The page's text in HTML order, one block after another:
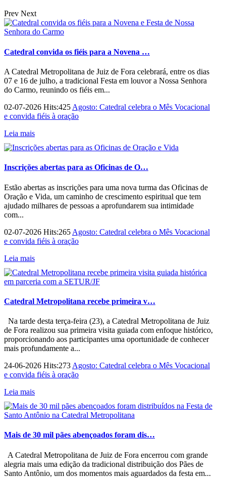
Prev Next
Catedral convida os fiéis para a Novena …
A Catedral Metropolitana de Juiz de Fora celebrará, entre os dias
07 e 16 de julho, a tradicional Festa em louvor a Nossa Senhora
do Carmo, reunindo os fiéis em...
02-07-2026 Hits:425 Agosto: Catedral celebra o Mês Vocacional
e convida fiéis à oração
Leia mais
Inscrições abertas para as Oficinas de O…
Estão abertas as inscrições para uma nova turma das Oficinas de
Oração e Vida, um caminho de crescimento espiritual que tem
ajudado milhares de pessoas a aprofundarem sua intimidade
com...
02-07-2026 Hits:265 Agosto: Catedral celebra o Mês Vocacional
e convida fiéis à oração
Leia mais
Catedral Metropolitana recebe primeira v…
Na tarde desta terça-feira (23), a Catedral Metropolitana de Juiz
de Fora realizou sua primeira visita guiada com enfoque histórico,
proporcionando aos participantes uma oportunidade de conhecer
mais profundamente a...
24-06-2026 Hits:273 Agosto: Catedral celebra o Mês Vocacional
e convida fiéis à oração
Leia mais
Mais de 30 mil pães abençoados foram dis…
A Catedral Metropolitana de Juiz de Fora encerrou com grande
alegria mais uma edição da tradicional distribuição dos Pães de
Santo Antônio, um dos momentos mais aguardados da festa em...